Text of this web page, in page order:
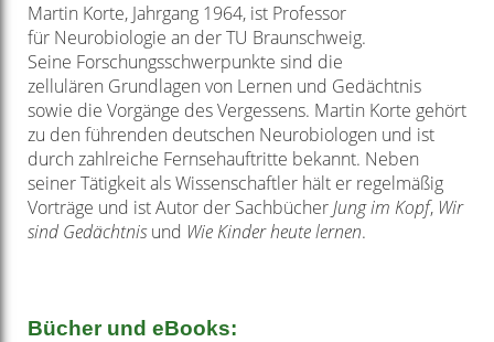
Martin Korte, Jahrgang 1964, ist Professor
für Neurobiologie an der TU Braunschweig.
Seine Forschungsschwerpunkte sind die
zellulären Grundlagen von Lernen und Gedächtnis
sowie die Vorgänge des Vergessens. Martin Korte gehört
zu den führenden deutschen Neurobiologen und ist
durch zahlreiche Fernsehauftritte bekannt. Neben
seiner Tätigkeit als Wissenschaftler hält er regelmäßig
Vorträge und istAutor der SachbücherJung im Kopf, Wir
sindGedächtnisund Wie Kinder heute lernen.
Bücher und eBooks: